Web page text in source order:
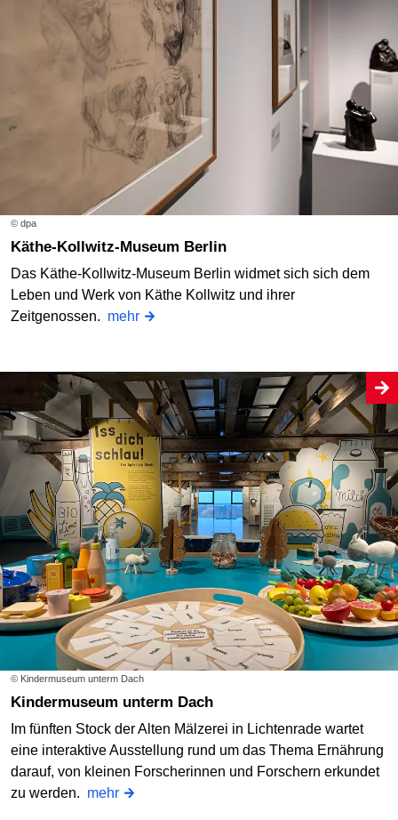
© dpa
Käthe-Kollwitz-Museum Berlin
Das Käthe-Kollwitz-Museum Berlin widmet sich sich dem
Leben und Werk von Käthe Kollwitz und ihrer
Zeitgenossen. mehr
© Kindermuseum unterm Dach
Kindermuseum unterm Dach
Im fünften Stock der Alten Mälzerei in Lichtenrade wartet
eine interaktive Ausstellung rund um das Thema Ernährung
darauf, von kleinen Forscherinnen und Forschern erkundet
zu werden. mehr